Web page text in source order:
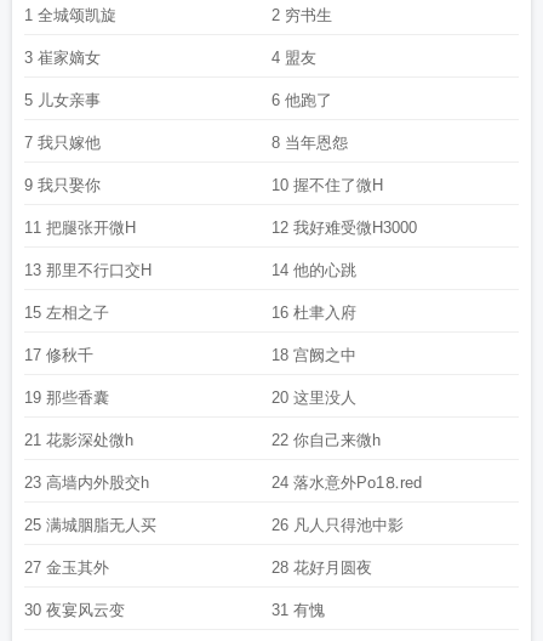
txt 燕钗蝉鬓什么意思 燕钗半落琥珀糖书包网
落 琥珀糖(npc)笔趣阁
燕钗半落(NPH) 作者琥珀糖
代)萝卜药丸燕钗半落 琥珀糖 燕钗半落讲的什么
类似燕钗半落by 钗燕笼云晚不忺
1 全城颂凯旋 2 穷书生
3 崔家嫡女 4 盟友
5 儿女亲事 6 他跑了
7 我只嫁他 8 当年恩怨
9 我只娶你 10 握不住了微H
11 把腿张开微H 12 我好难受微H3000
13 那里不行口交H 14 他的心跳
15 左相之子 16 杜聿入府
17 修秋千 18 宫阙之中
19 那些香囊 20 这里没人
21 花影深处微h 22 你自己来微h
23 高墙内外股交h 24 落水意外Рo1⒏red
25 满城胭脂无人买 26 凡人只得池中影
27 金玉其外 28 花好月圆夜
30 夜宴风云变 31 有愧